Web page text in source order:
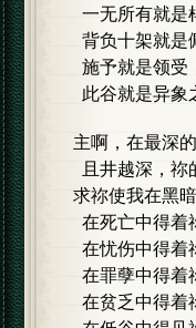
一无所有就是
背负十架就是
施予就是领受
此谷就是异象
主啊，在最深
且井越深，祢
求祢使我在黑
在死亡中得着
在忧伤中得着
在罪孽中得着
在贫乏中得着